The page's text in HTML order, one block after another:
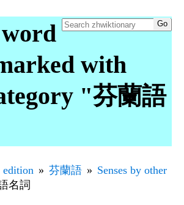
with
"芬蘭語
edition 芬蘭語
Senses by other
名詞